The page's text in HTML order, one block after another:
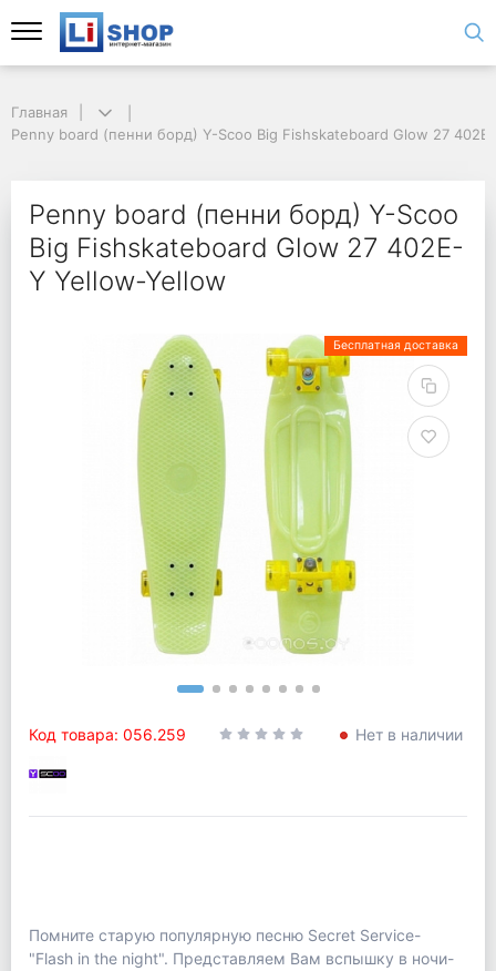
Главная
Penny board (пенни борд) Y-Scoo Big Fishskateboard Glow 27
Penny board (пенни борд) Y-Scoo
Big Fishskateboard Glow 27 402E-
Y Yellow-Yellow
Бесплатная доставка
Код товара: 056.259 Нет в наличии
Помните старую популярную песню Secret Service-
"Flash in the night". Представляем Вам вспышку в ночи-